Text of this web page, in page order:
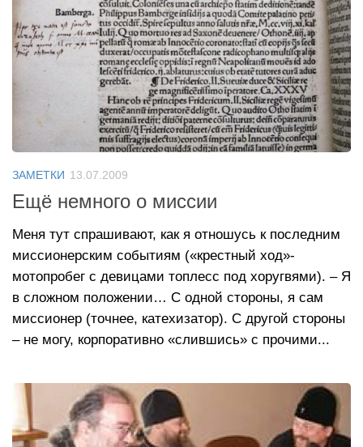
ЗАМЕТКИ 13.07.2009
Ещё немного о миссии
Меня тут спрашивают, как я отношусь к последним
миссионерским событиям («крестный ход»-
мотопробег с девицами топлесс под хоругвями). – Я
в сложном положении… С одной стороны, я сам
миссионер (точнее, катехизатор). С другой стороны
– не могу, корпоративно «слившись» с прочими...